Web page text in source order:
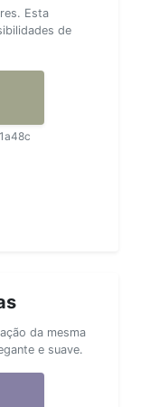
Esta
de
da mesma
e suave.